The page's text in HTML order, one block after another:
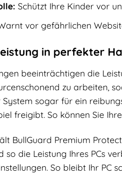
Schützt Ihre Kinder vor
vor gefährlichen
in perfekter
beeinträchtigen die
zu arbeiten,
sogar für ein
freigibt. So können Sie
BullGuard Premium
so die Leistung Ihres PCs
So bleibt Ihr PC